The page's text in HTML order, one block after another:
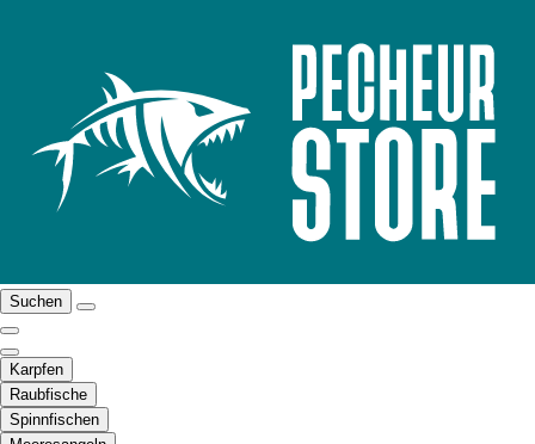
Suchen
Karpfen
Raubfische
Spinnfischen